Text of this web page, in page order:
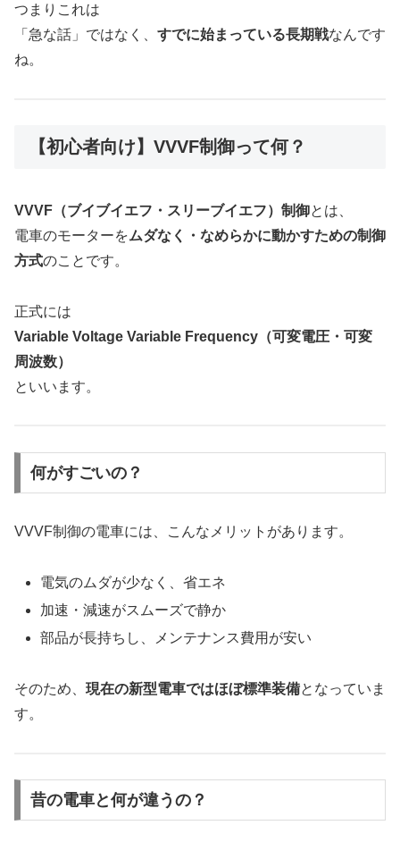
つまりこれは
「急な話」ではなく、 すでに始まっている長期戦なんです
ね。
【初心者向け】VVVF制御って何？
VVVF（ブイブイエフ・スリーブイエフ）制御とは、
電車のモーターをムダなく・なめらかに動かすための制御
方式のことです。
正式には
Variable Voltage Variable Frequency（可変電圧・可変
周波数）
といいます。
何がすごいの？
VVVF制御の電車には、こんなメリットがあります。
電気のムダが少なく、省エネ
加速・減速がスムーズで静か
部品が長持ちし、メンテナンス費用が安い
そのため、 現在の新型電車ではほぼ標準装備となっていま
す。
昔の電車と何が違うの？